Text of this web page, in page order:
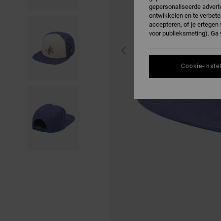
gepersonaliseerde
ontwikkelen en te
accepteren, of je ertegen
voor publieksmeting). Ga
Cookie-